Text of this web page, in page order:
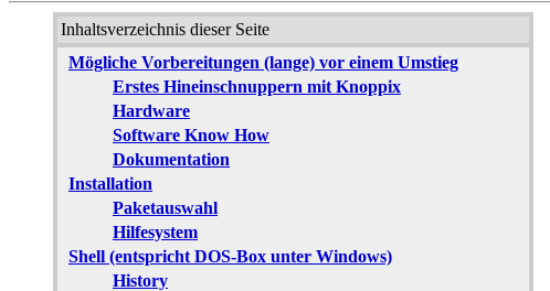
Inhaltsverzeichnis dieser Seite
Mögliche Vorbereitungen (lange) vor einem Umstieg
Erstes Hineinschnuppern mit Knoppix
Hardware
Software Know How
Dokumentation
Installation
Paketauswahl
Hilfesystem
Shell (entspricht DOS-Box unter Windows)
History